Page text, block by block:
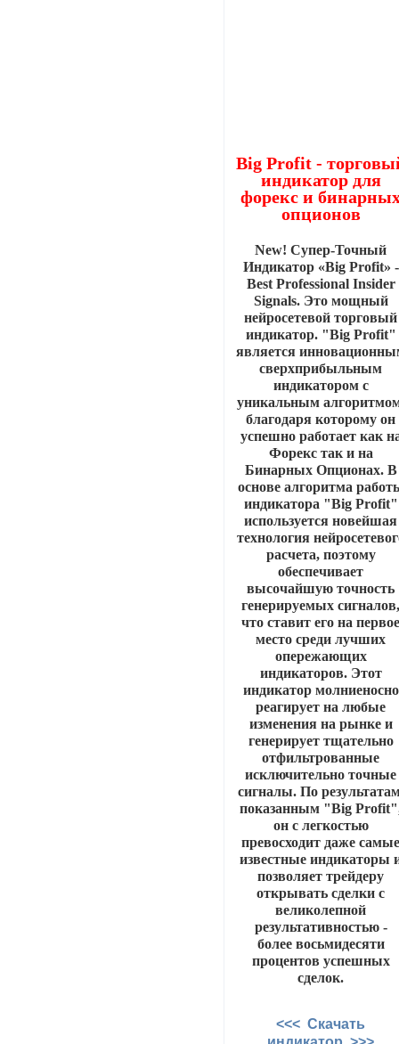
Big Profit -
индикатор для
форекс и
опционов
New! Супер-Точный
Индикатор «Big Profit» -
Best Professional Insider
Signals. Это мощный
нейросетевой торговый
индикатор. "Big Profit"
является
сверхприбыльным
индикатором с
уникальным
благодаря которому он
успешно работает как
Форекс так и на
Бинарных Опционах. В
основе алгоритма
индикатора "Big Profit"
используется новейшая
технология
расчета, поэтому
обеспечивает
высочайшую точность
генерируемых
что ставит его на
место среди лучших
опережающих
индикаторов. Этот
индикатор молниеносно
реагирует на любые
изменения на рынке и
генерирует тщательно
отфильтрованные
исключительно точные
сигналы. По
показанным "Big
он с легкостью
превосходит даже
известные индикаторы
позволяет трейдеру
открывать сделки с
великолепной
результативностью -
более восьмидесяти
процентов успешных
сделок.
<<< Скачать